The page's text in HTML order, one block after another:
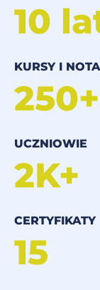
10
KURSY I
250+
UCZNIOWIE
2K+
CERTYFIKATY
15